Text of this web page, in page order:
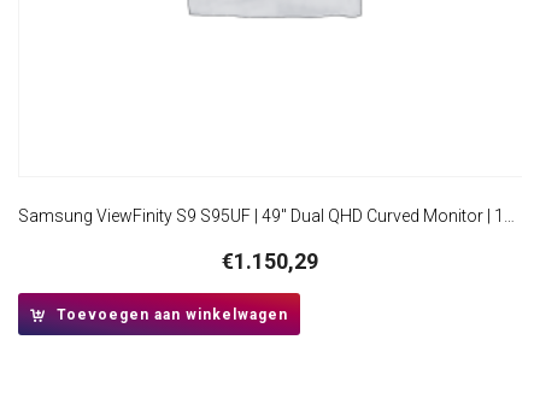
€1.150,29
Toevoegen aan winkelwagen